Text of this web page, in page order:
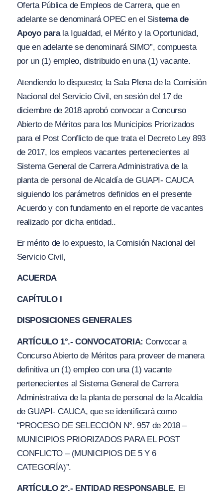
Oferta Pública de Empleos de Carrera, que en
adelante se denominará OPEC en el Sistema de
Apoyo para la Igualdad, el Mérito y la Oportunidad,
que en adelante se denominará SIMO”, compuesta
por un (1) empleo, distribuido en una (1) vacante.
Atendiendo lo dispuesto; la Sala Plena de la Comisión
Nacional del Servicio Civil, en sesión del 17 de
diciembre de 2018 aprobó convocar a Concurso
Abierto de Méritos para los Municipios Priorizados
para el Post Conflicto de que trata el Decreto Ley 893
de 2017, los empleos vacantes pertenecientes al
Sistema General de Carrera Administrativa de la
planta de personal de Alcaldía de GUAPI- CAUCA
siguiendo los parámetros definidos en el presente
Acuerdo y con fundamento en el reporte de vacantes
realizado por dicha entidad..
Er mérito de lo expuesto, la Comisión Nacional del
Servicio Civil,
ACUERDA
CAPÍTULO I
DISPOSICIONES GENERALES
ARTÍCULO 1°.- CONVOCATORIA: Convocar a
Concurso Abierto de Méritos para proveer de manera
definitiva un (1) empleo con una (1) vacante
pertenecientes al Sistema General de Carrera
Administrativa de la planta de personal de la Alcaldía
de GUAPI- CAUCA, que se identificará como
“PROCESO DE SELECCIÓN N°.957 de 2018 –
MUNICIPIOS PRIORIZADOS PARA EL POST
CONFLICTO – (MUNICIPIOS DE 5 Y 6
CATEGORÍA)”.
ARTÍCULO 2°.- ENTIDAD RESPONSABLE. El